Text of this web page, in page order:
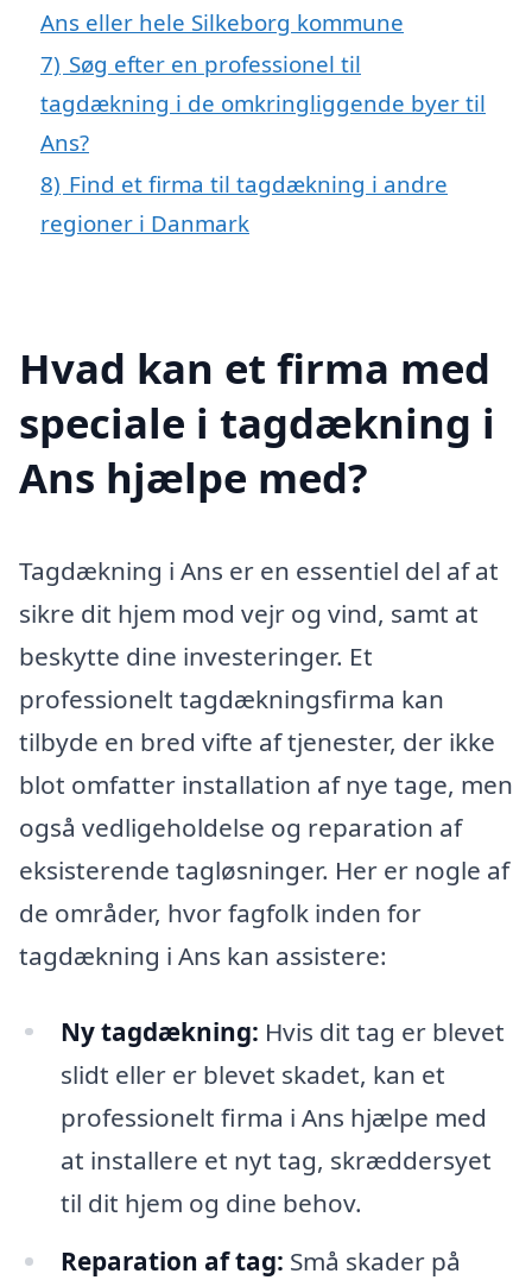
Ans eller hele Silkeborg kommune
7) Søg efter en professionel til
tagdækning i de omkringliggende byer til
Ans?
8) Find et firma til tagdækning i andre
regioner i Danmark
Hvad kan et firma med
speciale i tagdækning i
Ans hjælpe med?
Tagdækning i Ans er en essentiel del af at
sikre dit hjem mod vejr og vind, samt at
beskytte dine investeringer. Et
professionelt tagdækningsfirma kan
tilbyde en bred vifte af tjenester, der ikke
blot omfatter installation af nye tage, men
også vedligeholdelse og reparation af
eksisterende tagløsninger. Her er nogle af
de områder, hvor fagfolk inden for
tagdækning i Ans kan assistere:
Ny tagdækning: Hvis dit tag er blevet
slidt eller er blevet skadet, kan et
professionelt firma i Ans hjælpe med
at installere et nyt tag, skræddersyet
til dit hjem og dine behov.
Reparation af tag: Små skader på